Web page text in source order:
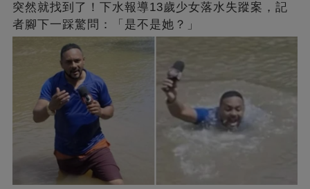
突然就找到了！下水報導13歲少女落水失蹤案，記
者腳下一踩驚問：「是不是她？」